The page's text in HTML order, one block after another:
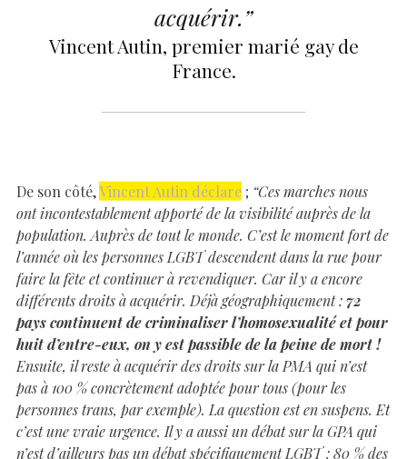
acquérir.”
Vincent Autin, premier marié gay de
France.
De son côté,Vincent Autin déclare ; “Ces marches nous
ont incontestablement apporté de la visibilité auprès de la
population. Auprès de tout le monde. C’est le moment fort de
l’année où les personnes LGBT descendent dans la rue pour
faire la fête et continuer à revendiquer. Car il y a encore
différents droits à acquérir. Déjà géographiquement :72
pays continuent de criminaliser l’homosexualité et pour
huit d’entre-eux, on y est passible de la peine de mort !
Ensuite, il reste à acquérir des droits sur la PMA qui n’est
pas à 100 % concrètement adoptée pour tous (pour les
personnes trans, par exemple). La question est en suspens. Et
c’est une vraie urgence. Il y a aussi un débat sur la GPA qui
n’est d’ailleurs pas un débat spécifiquement LGBT : 80 % des